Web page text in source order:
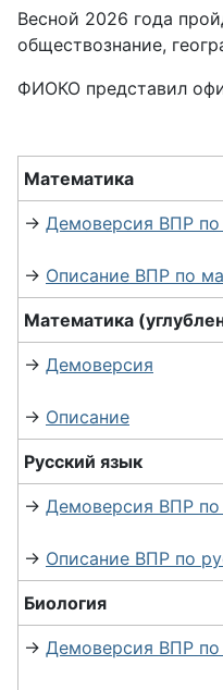
Весной 2026 года
обществознание,
ФИОКО представил
Математика
→ Демоверсия ВПР по
→ Описание ВПР по
Математика
→ Демоверсия
→ Описание
Русский язык
→ Демоверсия ВПР по
→ Описание ВПР по
Биология
→ Демоверсия ВПР по